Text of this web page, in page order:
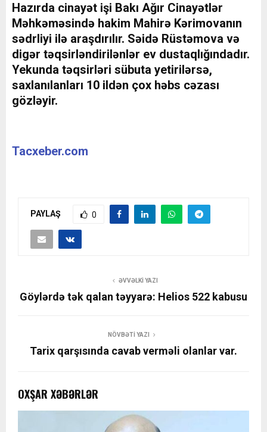
Hazırda cinayət işi Bakı Ağır Cinayətlər
Məhkəməsində hakim Mahirə Kərimovanın
sədrliyi ilə araşdırılır. Səidə Rüstəmova və
digər təqsirləndirilənlər ev dustaqlığındadır.
Yekunda təqsirləri sübuta yetirilərsə,
saxlanılanları 10 ildən çox həbs cəzası
gözləyir.
Tacxeber.com
PAYLAŞ 0
ƏVVƏLKI YAZI
Göylərdə tək qalan təyyarə: Helios 522 kabusu
NÖVBƏTI YAZI
Tarix qarşısında cavab verməli olanlar var.
OXŞAR XƏBƏRLƏR